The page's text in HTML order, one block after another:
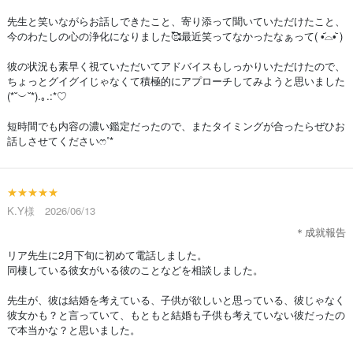
先生と笑いながらお話しできたこと、寄り添って聞いていただけたこと、
今のわたしの心の浄化になりました🥰最近笑ってなかったなぁって( •᷄⌓•᷅ )
彼の状況も素早く視ていただいてアドバイスもしっかりいただけたので、
ちょっとグイグイじゃなくて積極的にアプローチしてみようと思いました
(*˘︶˘*).｡.:*♡
短時間でも内容の濃い鑑定だったので、またタイミングが合ったらぜひお
話しさせてくださいෆ˚*
★★★★★
K.Y様 2026/06/13
＊成就報告
リア先生に2月下旬に初めて電話しました。
同棲している彼女がいる彼のことなどを相談しました。
先生が、彼は結婚を考えている、子供が欲しいと思っている、彼じゃなく
彼女かも？と言っていて、もともと結婚も子供も考えていない彼だったの
で本当かな？と思いました。